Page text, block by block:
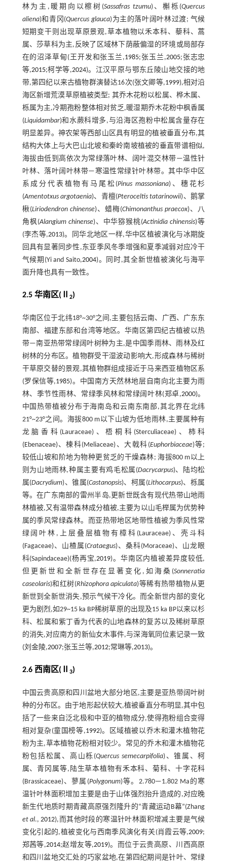
林为主,暖期向以檫树(Sassafras tzumu)、槲栎(Quercus
aliena)和青冈(Quercus glauca)为主的落叶阔叶林过渡; 气候
短期变干则出现草原景观,草本植物以禾本科、藜科、蒿
属、莎草科为主,反映了区域林下荫蔽偏湿的环境或局部存
在的沼泽草甸(王开发和张玉兰,1985;张玉兰,2005;张志忠
等,2015;柯学等,2024)。江汉平原与鄂东丘陵山地交接的地
带,第四纪以来古植物群演替达16次(张文卿等,1999),相对沿
海区新增荒漠草原植被类型; 其乔木花粉以松属、桦木属、
栎属为主,冷期孢粉整体相对贫乏,暖湿期乔木花粉中枫香属
(Liquidambar)和水蕨科增多,与沿海区孢粉中松属含量存在
明显差异。神农架等西部山区具有明显的植被垂直分布,其
结构大体上与大巴山北坡和秦岭南坡植被的垂直带谱相似,
海拔由低到高依次为常绿落叶林、阔叶混交林带—温性针
叶林、落叶阔叶林带—寒温性常绿针叶林带。其中华中区
系成分代表植物有马尾松(Pinus massoniana)、穗花杉
(Amentotxus argotaenia)、青檀(Pteroceltis tatarinowii)、鹅掌
楸(Liriodendron chinense)、蜡梅(Chimonanthus praecox)、八
角枫(Alangium chinense)、中华猕猴桃(Actinidia chinensis)等
(李杰等,2013)。同华北地区一样,华中区植被演化与冰期旋
回具有显著同步性,东亚季风冬季增强和夏季减弱对应冷干
气候期(Yi and Saito,2004)。同时,其全新世植被演化与海平
面升降也具有一致性。
2.5 华南区(Ⅱ 2)
华南区位于北纬18°~30°之间,主要包括云南、广西、广东东
南部、福建东部和台湾等地区。华南区第四纪古植被以热
带—南亚热带常绿阔叶树种为主,是中国季雨林、雨林及红
树林的分布区。植物群受干湿波动影响大,形成森林与稀树
干草原交替的景观,其植物群组成接近于马来西亚植物区系
(罗保信等,1985)。中国南方天然林地层自南向北主要为雨
林、季节性雨林、常绿季风林和常绿阔叶林(郑卓,2000)。
中国热带植被分布于海南岛和云南东南部,其北界在北纬
21°~23°之间。海拔800 m以下山坡为低地雨林,主要属种有
龙脑香科(Lauraceae)、梧桐科(Sterculiaceae)、柿科
(Ebenaceae)、楝科(Meliaceae)、大戟科(Euphorbiaceae)等;
较低山坡和阶地为物种更贫乏的干燥森林; 海拔800 m以上
则为山地雨林,种属主要有鸡毛松属(Dacrycarpus)、陆均松
属(Dacrydium)、锥属(Castanopsis)、柯属(Lithocarpus)、栎属
等。在广东南部的雷州半岛,更新世既含有现代热带山地雨
林植被,又有温带森林成分植被,主要为以山毛榉属为优势种
属的季风常绿森林。而亚热带地区地带性植被为季风性常
绿阔叶林,上层叠层植物有樟科(Lauraceae)、壳斗科
(Fagaceae)、山楂属(Crataegus)、桑科(Moraceae)、山龙眼
科(Sapindaceae)(杨再宝,2019)。华南区内植被差异度较低,
但更新世和全新世存在显著变化,如海桑(Sonneratia
caseolaris)和红树(Rhizophora apiculata)等稀有热带植物从更
新世到全新世消失,预示气候干冷化。而全新世内部的变化
更为剧烈,如29~15 ka BP稀树草原的出现及15 ka BP以来以杉
科、松属和紫丁香为代表的山地森林的复苏以及稀树草原
的消失,对应南方的新仙女木事件,与深海氧同位素记录一致
(刘金陵,2007;张玉兰等,2012;常琳等,2013)。
2.6 西南区(Ⅱ 3)
中国云贵高原和四川盆地大部分地区,主要是亚热带阔叶树
种的分布区。由于地形起伏较大,植被垂直分布明显,其中包
括了一些来自泛北极和中亚的植物成分,使得孢粉组合变得
相对复杂(童国榜等,1992)。区域植被以乔木和灌木植物花
粉为主,草本植物花粉相对较少。常见的乔木和灌木植物花
粉包括松属、高山栎(Quercus semecarpifolia)、锥属、柯
属、青冈属等,陆生草本植物有禾本科、菊科、十字花科
(Brassicaceae)、蓼属(Polygonum)等。2.780—1.802 Ma的寒
温针叶林面积增加主要是由于山体强烈抬升造成的,对应晚
新生代地质时期青藏高原强烈隆升的“青藏运动B幕”(Zhang
et al.,2012),而其他时段的寒温针叶林面积增减主要是气候
变化引起的,植被变化与西南季风演化有关(肖霞云等,2009;
郑茜等,2014;赵增友等,2019)。而位于云贵高原、川西高原
和四川盆地交汇处的巧家盆地,在第四纪期间是针叶、常绿